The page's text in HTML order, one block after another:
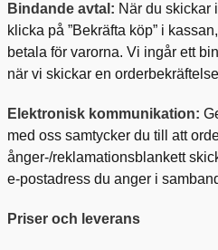
Bindande avtal: När du skickar
klicka på ”Bekräfta köp” i
betala för varorna. Vi ingår ett
när vi skickar en
Elektronisk kommunikation:
med oss samtycker du till att
ånger-/reklamationsblankett
e-postadress du anger i
Priser och leverans